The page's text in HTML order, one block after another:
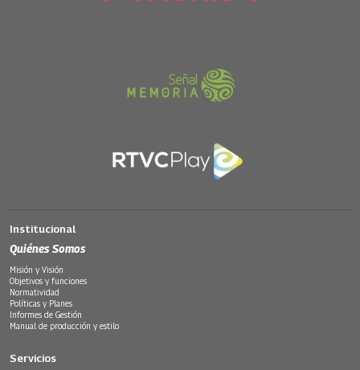
Institucional
Quiénes Somos
Misión y Visión
Objetivos y funciones
Normatividad
Políticas y Planes
Informes de Gestión
Manual de producción y estilo
Servicios